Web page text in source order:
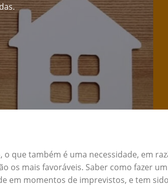
que também é uma necessidade, em
os mais favoráveis. Saber como fazer
em momentos de imprevistos, e tem